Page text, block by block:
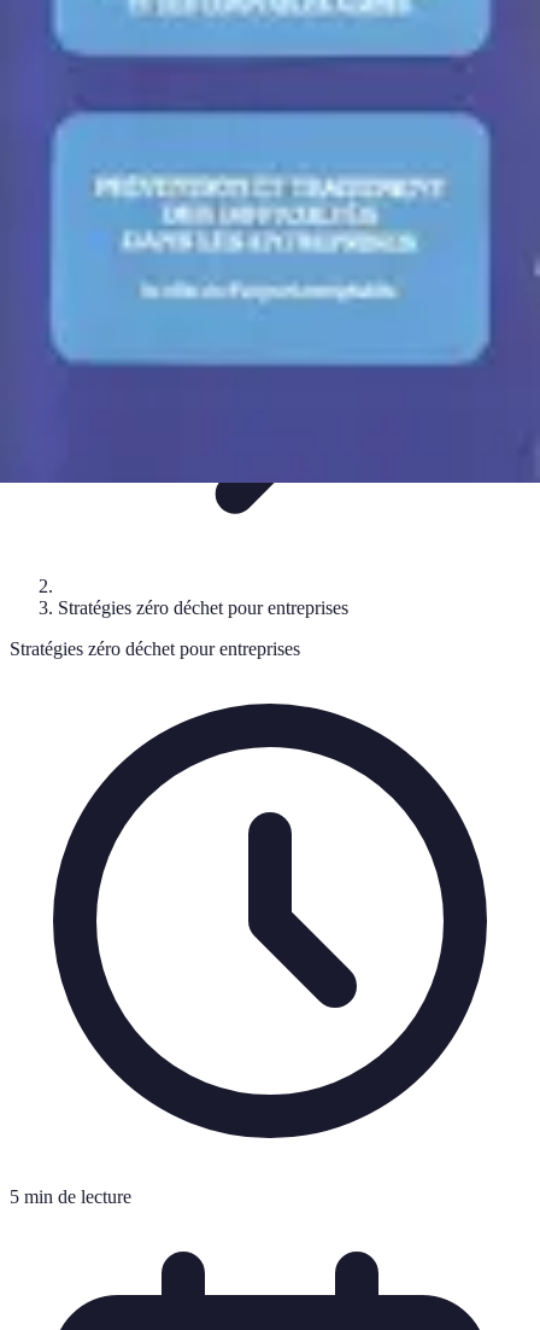
Entreprise Zéro Déchet
Stratégies
Entreprise Zéro Déchet
Stratégies zéro déchet pour entreprises
Stratégies zéro déchet pour entreprises
5 min de lecture